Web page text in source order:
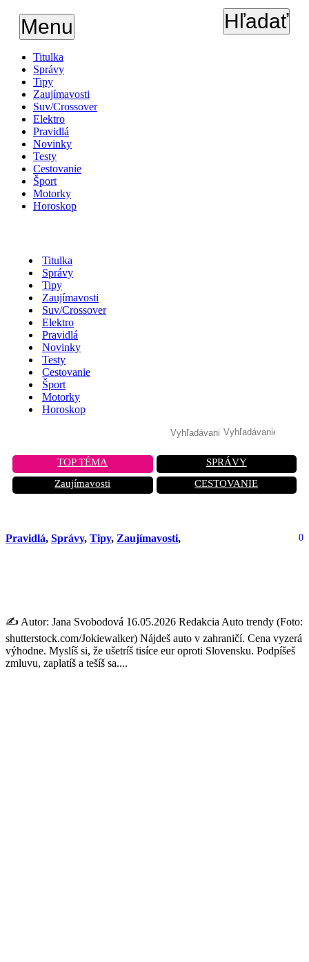
Menu Hľadať
Titulka
Správy
Tipy
Zaujímavosti
Suv/Crossover
Elektro
Pravidlá
Novinky
Testy
Cestovanie
Šport
Motorky
Horoskop
Titulka
Správy
Tipy
Zaujímavosti
Suv/Crossover
Elektro
Pravidlá
Novinky
Testy
Cestovanie
Šport
Motorky
Horoskop
TOP TÉMA
SPRÁVY
Zaujímavosti
CESTOVANIE
Pravidlá, Správy, Tipy, Zaujímavosti, 0
✍️ Autor: Jana Svobodová 16.05.2026 Redakcia Auto trendy (Foto:
shutterstock.com/Jokiewalker) Nájdeš auto v zahraničí. Cena vyzerá
výhodne. Myslíš si, že ušetríš tisíce eur oproti Slovensku. Podpíšeš
zmluvu, zaplatíš a tešíš sa....